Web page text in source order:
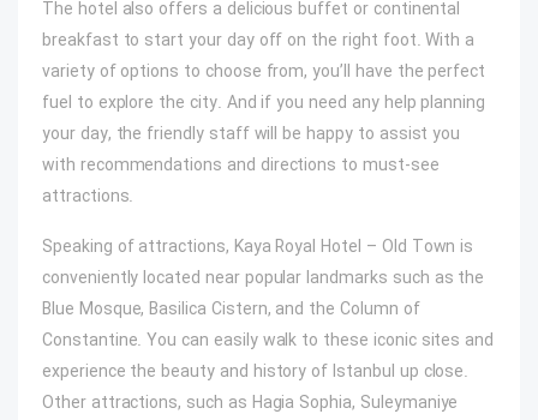
The hotel also offers a delicious buffet or continental
breakfast to start your day off on the right foot. With a
variety of options to choose from, you’ll have the perfect
fuel to explore the city. And if you need any help planning
your day, the friendly staff will be happy to assist you
with recommendations and directions to must-see
attractions.
Speaking of attractions, Kaya Royal Hotel – Old Town is
conveniently located near popular landmarks such as the
Blue Mosque, Basilica Cistern, and the Column of
Constantine. You can easily walk to these iconic sites and
experience the beauty and history of Istanbul up close.
Other attractions, such as Hagia Sophia, Suleymaniye